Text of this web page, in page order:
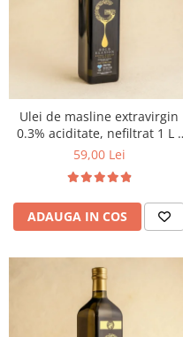
CREME ȘI PASTE TARTINABILE
CEAIURI GRECEȘTI
CIOCOLATĂ ȘI CACAO
HEALTHY SNACKS
SUPERALIMENTE
PRODUSE ECO / ORGANICE
REMEDII NATURISTE
TOATE PRODUSELE
Ulei de masline extravirgin
0.3% aciditate, nefiltrat 1 L -
presat la rece
59,00 Lei
ADAUGA IN COS